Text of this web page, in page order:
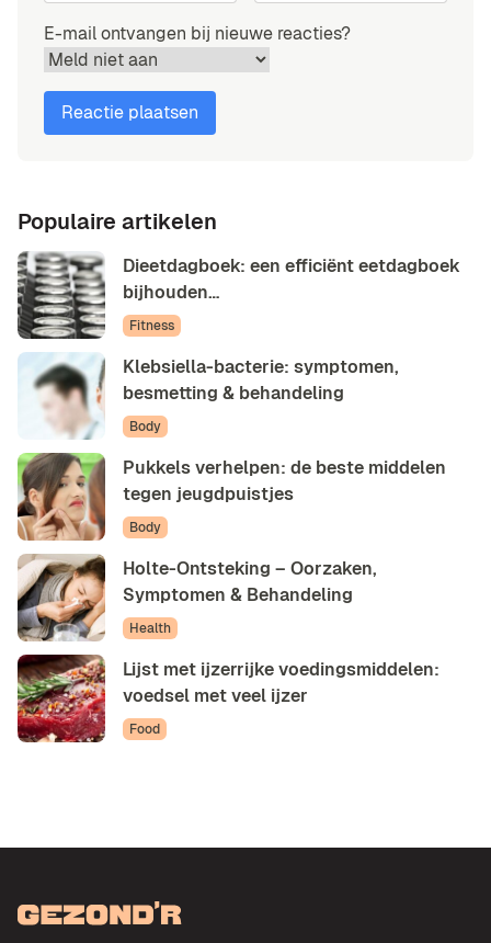
E-mail ontvangen bij nieuwe reacties?
Populaire artikelen
Dieetdagboek: een efficiënt eetdagboek
bijhouden…
Fitness
Klebsiella-bacterie: symptomen,
besmetting & behandeling
Body
Pukkels verhelpen: de beste middelen
tegen jeugdpuistjes
Body
Holte-Ontsteking – Oorzaken,
Symptomen & Behandeling
Health
Lijst met ijzerrijke voedingsmiddelen:
voedsel met veel ijzer
Food